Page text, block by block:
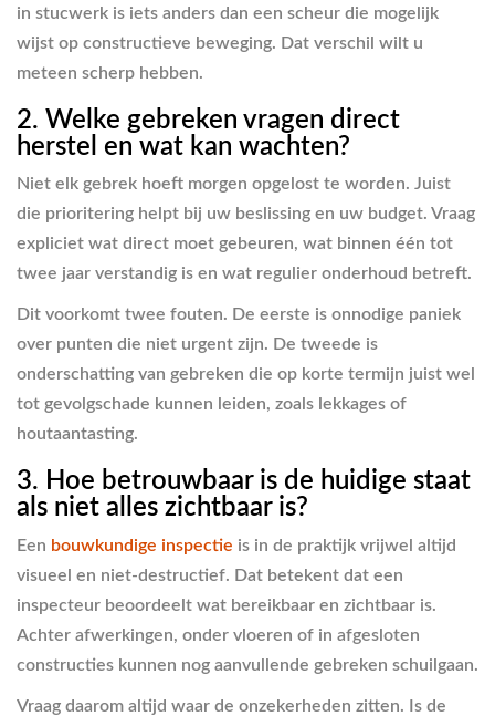
in stucwerk is iets anders dan een scheur die mogelijk
wijst op constructieve beweging. Dat verschil wilt u
meteen scherp hebben.
2. Welke gebreken vragen direct
herstel en wat kan wachten?
Niet elk gebrek hoeft morgen opgelost te worden. Juist
die prioritering helpt bij uw beslissing en uw budget. Vraag
expliciet wat direct moet gebeuren, wat binnen één tot
twee jaar verstandig is en wat regulier onderhoud betreft.
Dit voorkomt twee fouten. De eerste is onnodige paniek
over punten die niet urgent zijn. De tweede is
onderschatting van gebreken die op korte termijn juist wel
tot gevolgschade kunnen leiden, zoals lekkages of
houtaantasting.
3. Hoe betrouwbaar is de huidige staat
als niet alles zichtbaar is?
Een bouwkundige inspectie is in de praktijk vrijwel altijd
visueel en niet-destructief. Dat betekent dat een
inspecteur beoordeelt wat bereikbaar en zichtbaar is.
Achter afwerkingen, onder vloeren of in afgesloten
constructies kunnen nog aanvullende gebreken schuilgaan.
Vraag daarom altijd waar de onzekerheden zitten. Is de